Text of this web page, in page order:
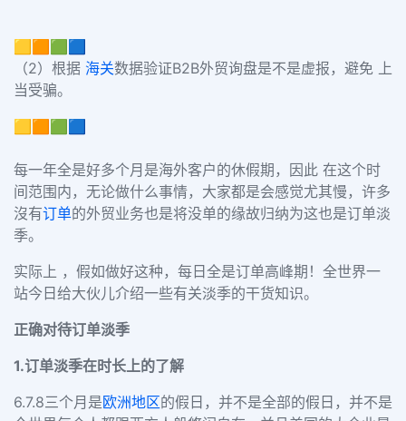
🟨🟧🟩🟦
（2）根据 海关数据验证B2B外贸询盘是不是虚报，避免 上
当受骗。
🟨🟧🟩🟦
每一年全是好多个月是海外客户的休假期，因此 在这个时
间范围内，无论做什么事情，大家都是会感觉尤其慢，许多
沒有订单的外贸业务也是将没单的缘故归纳为这也是订单淡
季。
实际上 ，假如做好这种，每日全是订单高峰期！全世界一
站今日给大伙儿介绍一些有关淡季的干货知识。
正确对待订单淡季
1.订单淡季在时长上的了解
6.7.8三个月是欧洲地区的假日，并不是全部的假日，并不是